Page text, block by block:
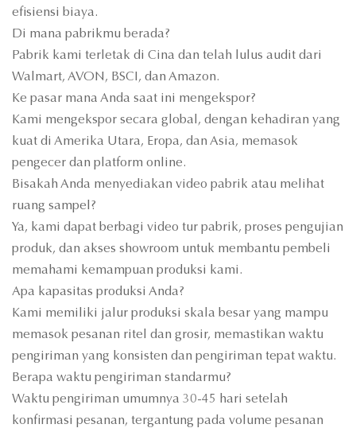
efisiensi biaya.
Di mana pabrikmu berada?
Pabrik kami terletak di Cina dan telah lulus audit dari
Walmart, AVON, BSCI, dan Amazon.
Ke pasar mana Anda saat ini mengekspor?
Kami mengekspor secara global, dengan kehadiran yang
kuat di Amerika Utara, Eropa, dan Asia, memasok
pengecer dan platform online.
Bisakah Anda menyediakan video pabrik atau melihat
ruang sampel?
Ya, kami dapat berbagi video tur pabrik, proses pengujian
produk, dan akses showroom untuk membantu pembeli
memahami kemampuan produksi kami.
Apa kapasitas produksi Anda?
Kami memiliki jalur produksi skala besar yang mampu
memasok pesanan ritel dan grosir, memastikan waktu
pengiriman yang konsisten dan pengiriman tepat waktu.
Berapa waktu pengiriman standarmu?
Waktu pengiriman umumnya 30-45 hari setelah
konfirmasi pesanan, tergantung pada volume pesanan